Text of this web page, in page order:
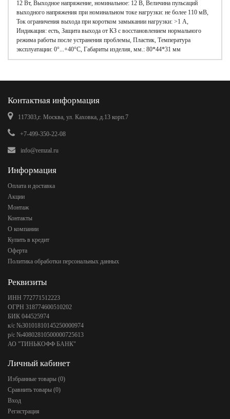
12 Вт, Выходное напряжение, номинальное: 12 В, Величина пульсаций
выходного напряжения при номинальном токе нагрузки: не более 110 мВ,
Ток ограничения выхода при коротком замыкании нагрузки: >1 А,
Индикация: есть, Защита выхода от КЗ с восстановлением нормального
режима работы после устранения проблемы, Пластик, Температура
эксплуатации: 0°...+40°C, Габариты изделия, мм.: 80*44*31 мм
Контактная информация
117303,г. Москва, ул. Каховка, д.13 корп.7
+7-499-350-22-08
info@remzal.ru
Информация
Оплата и доставка
Акции
Монтаж
Контакты
О компании
Купить в кредит
Оферта
Политика обработки персональных данных
Реквизиты
ИНН 772771512223
ОГРН 318774600510202
БИК 044525974
к/с №30101810145250000974
р/с №40802810500000725613
АО "ТИНЬКОФФ БАНК"
Личный кабинет
Избранные товары (0)
Сравнить товары (0)
Вход
Регистрация